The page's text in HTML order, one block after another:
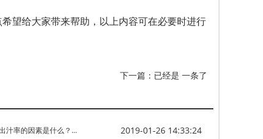
望给大家带来帮助，以上内容可在必要时进行
下一篇：已经是 一条了
2019-01-26 14:33:24
汁率的因素是什么？...